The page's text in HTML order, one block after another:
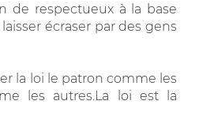
de respectueux à la base
écraser par des gens
la loi le patron comme les
les autres.La loi est la